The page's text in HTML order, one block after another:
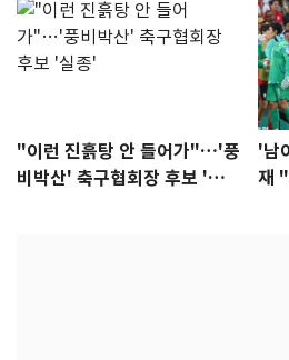
"이런 진흙탕 안 들어가"…'풍
비박산' 축구협회장 후보 '실
'남
재